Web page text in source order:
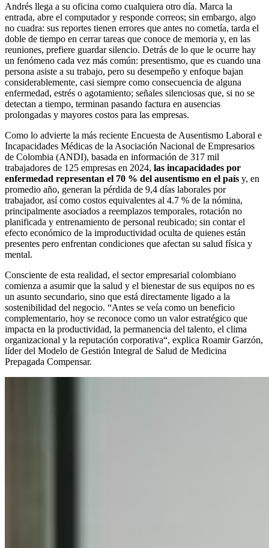
Andrés llega a su oficina como cualquiera otro día. Marca la
entrada, abre el computador y responde correos; sin embargo, algo
no cuadra: sus reportes tienen errores que antes no cometía, tarda el
doble de tiempo en cerrar tareas que conoce de memoria y, en las
reuniones, prefiere guardar silencio. Detrás de lo que le ocurre hay
un fenómeno cada vez más común: presentismo, que es cuando una
persona asiste a su trabajo, pero su desempeño y enfoque bajan
considerablemente, casi siempre como consecuencia de alguna
enfermedad, estrés o agotamiento; señales silenciosas que, si no se
detectan a tiempo, terminan pasando factura en ausencias
prolongadas y mayores costos para las empresas.
Como lo advierte la más reciente Encuesta de Ausentismo Laboral e
Incapacidades Médicas de la Asociación Nacional de Empresarios
de Colombia (ANDI), basada en información de 317 mil
trabajadores de 125 empresas en 2024, las incapacidades por
enfermedad representan el 70 % del ausentismo en el país y, en
promedio año, generan la pérdida de 9,4 días laborales por
trabajador, así como costos equivalentes al 4.7 % de la nómina,
principalmente asociados a reemplazos temporales, rotación no
planificada y entrenamiento de personal reubicado; sin contar el
efecto económico de la improductividad oculta de quienes están
presentes pero enfrentan condiciones que afectan su salud física y
mental.
Consciente de esta realidad, el sector empresarial colombiano
comienza a asumir que la salud y el bienestar de sus equipos no es
un asunto secundario, sino que está directamente ligado a la
sostenibilidad del negocio. “Antes se veía como un beneficio
complementario, hoy se reconoce como un valor estratégico que
impacta en la productividad, la permanencia del talento, el clima
organizacional y la reputación corporativa“, explica Roamir Garzón,
líder del Modelo de Gestión Integral de Salud de Medicina
Prepagada Compensar.